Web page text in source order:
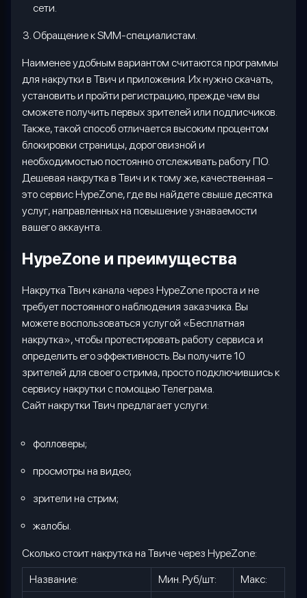
сети.
Обращение кSMM-специалистам.
Наименее удобным вариантом считаются программы
для накрутки в Твич и приложения. Их нужно скачать,
установить и пройти регистрацию, прежде чем вы
сможете получить первых зрителей или подписчиков.
Также, такой способ отличается высоким процентом
блокировки страницы, дороговизной и
необходимостью постоянно отслеживать работу ПО.
Дешевая накрутка в Твич и к тому же, качественная –
это сервисHypeZone, где вы найдете свыше десятка
услуг, направленных на повышение узнаваемости
вашего аккаунта.
HypeZone и преимущества
Накрутка Твич канала через HypeZoneпроста и не
требует постоянного наблюдения заказчика. Вы
можете воспользоваться услугой «Бесплатная
накрутка», чтобы протестировать работу сервиса и
определить его эффективность. Вы получите 10
зрителей для своего стрима, просто подключившись к
сервису накрутки с помощью Телеграма.
Сайт накрутки Твич предлагает услуги:
фолловеры;
просмотры на видео;
зрители на стрим;
жалобы.
Сколько стоит накрутка на Твиче через HypeZone:
Название:
Мин. Руб/шт:
Макс: